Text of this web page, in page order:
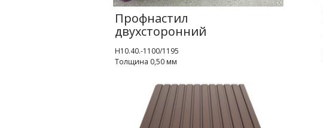
Профнастил
двухсторонний
Н10.40.-1100/1195
Толщина 0,50 мм